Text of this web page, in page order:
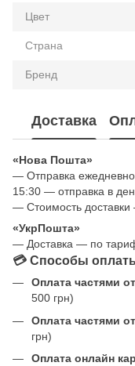
Цвет
Страна
Бренд
Доставка
«Нова Пошта»
— Отправка
15:30 — отправка в
— Стоимость
«УкрПошта»
— Доставка — по
💳 Способы
Оплата частями
500 грн)
Оплата частями
грн)
Оплата онлайн